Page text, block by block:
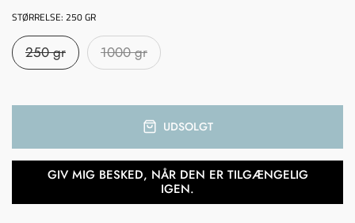
STØRRELSE: 250 GR
250 gr 1000 gr
UDSOLGT
GIV MIG BESKED, NÅR DEN ER TILGÆNGELIG
IGEN.